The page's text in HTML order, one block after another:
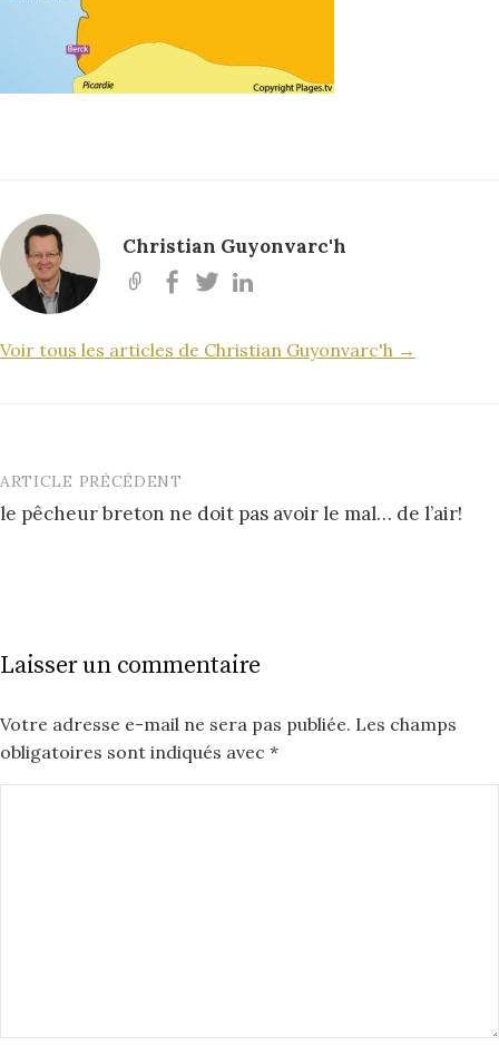
Christian Guyonvarc'h
Voir tous les articles de Christian Guyonvarc'h →
Post
navigation
ARTICLE PRÉCÉDENT
le pêcheur breton ne doit pas avoir le mal… de l’air!
Laisser un commentaire
Votre adresse e-mail ne sera pas publiée. Les champs
obligatoires sont indiqués avec *